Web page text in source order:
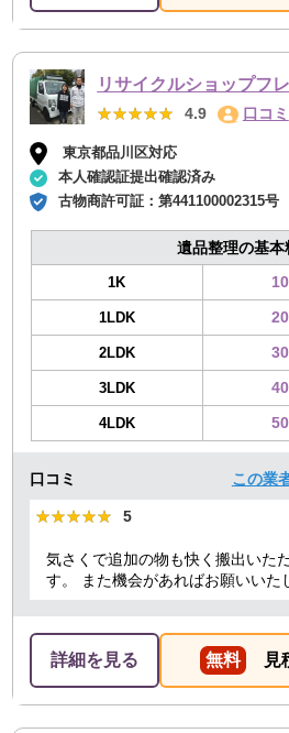
リサイクルショップフ
★★★★★
★★★★★ 4.9 口コミ
東京都品川区対応
本人確認証提出確認済み
古物商許可証：第441100002315号
遺品整理の基本
1K
1LDK
2LDK
3LDK
4LDK
口コミ この業
★★★★★
★★★★★ 5
気さくで追加の物も快く搬出いた
す。 また機会があればお願いいた
詳細を見る 無料 見